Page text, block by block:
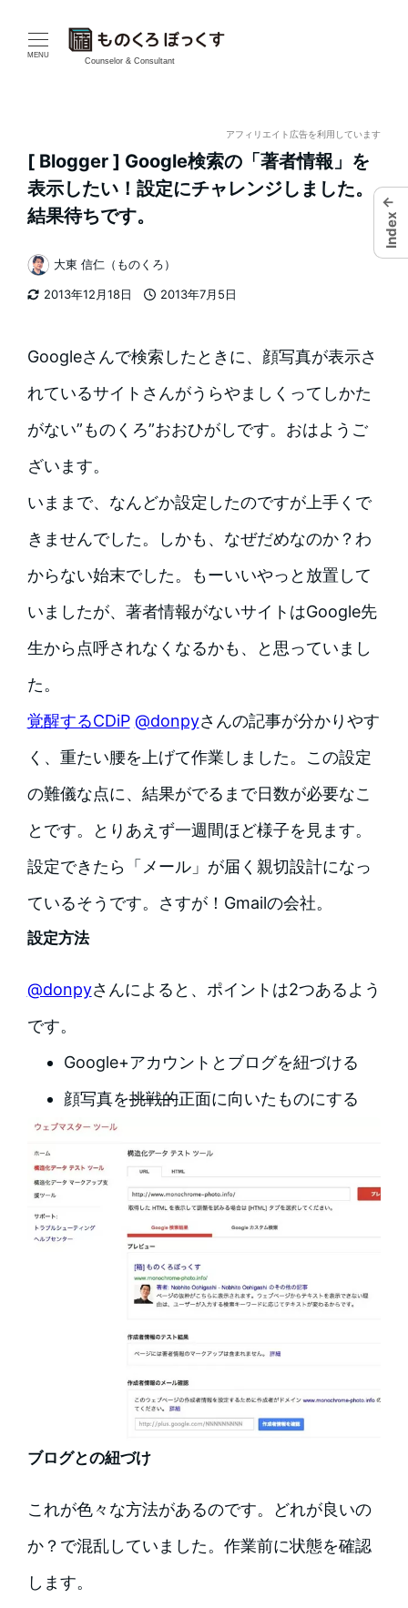
MENU
Counselor & Consultant
アフィリエイト広告を利用しています
[ Blogger ] Google検索の「著者情報」を
表示したい！設定にチャレンジしました。
結果待ちです。
2013年12月18日
2013年7月5日
著
者
大東 信仁（ものくろ）
Googleさんで検索したときに、顔写真が表示さ
れているサイトさんがうらやましくってしかた
がない”ものくろ”おおひがしです。おはようご
ざいます。
いままで、なんどか設定したのですが上手くで
きませんでした。しかも、なぜだめなのか？わ
からない始末でした。もーいいやっと放置して
いましたが、著者情報がないサイトはGoogle先
生から点呼されなくなるかも、と思っていまし
た。
覚醒するCDiP @donpyさんの記事が分かりやす
く、重たい腰を上げて作業しました。この設定
の難儀な点に、結果がでるまで日数が必要なこ
とです。とりあえず一週間ほど様子を見ます。
設定できたら「メール」が届く親切設計になっ
ているそうです。さすが！Gmailの会社。
設定方法
@donpyさんによると、ポイントは2つあるよう
です。
Google+アカウントとブログを紐づける
顔写真を挑戦的正面に向いたものにする
ブログとの紐づけ
これが色々な方法があるのです。どれが良いの
か？で混乱していました。作業前に状態を確認
します。
←
Index